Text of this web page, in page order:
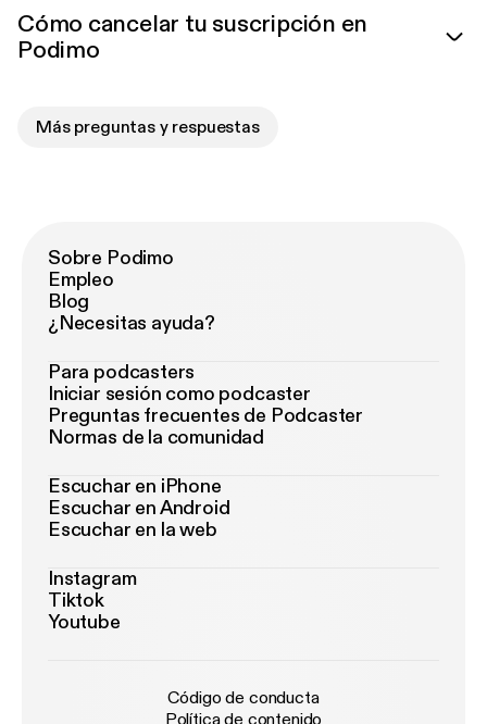
Cómo cancelar tu suscripción en
Podimo
Más preguntas y respuestas
Sobre Podimo
Empleo
Blog
¿Necesitas ayuda?
Para podcasters
Iniciar sesión como podcaster
Preguntas frecuentes de Podcaster
Normas de la comunidad
Escuchar en iPhone
Escuchar en Android
Escuchar en la web
Instagram
Tiktok
Youtube
Código de conducta
Política de contenido